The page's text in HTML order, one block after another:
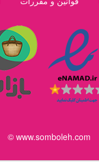
www.somboleh.com ©